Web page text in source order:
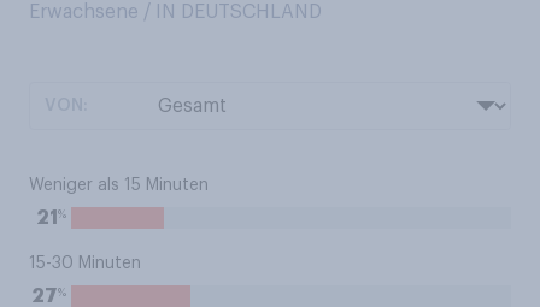
Erwachsene / IN DEUTSCHLAND
Weniger als 15 Minuten
21 %
15-30 Minuten
27%